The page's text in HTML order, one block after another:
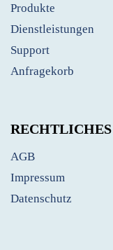
Produkte
Dienstleistungen
Support
Anfragekorb
RECHTLICHES
AGB
Impressum
Datenschutz